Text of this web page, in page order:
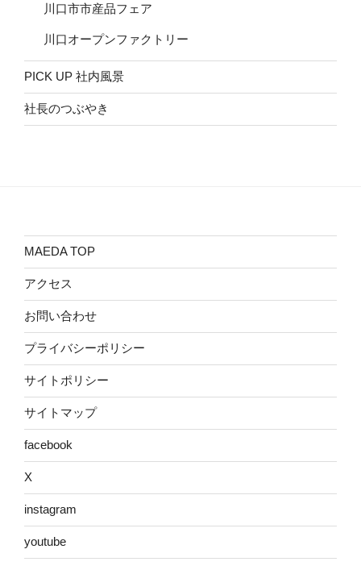
川口市市産品フェア
川口オープンファクトリー
PICK UP 社内風景
社長のつぶやき
MAEDA TOP
アクセス
お問い合わせ
プライバシーポリシー
サイトポリシー
サイトマップ
facebook
X
instagram
youtube